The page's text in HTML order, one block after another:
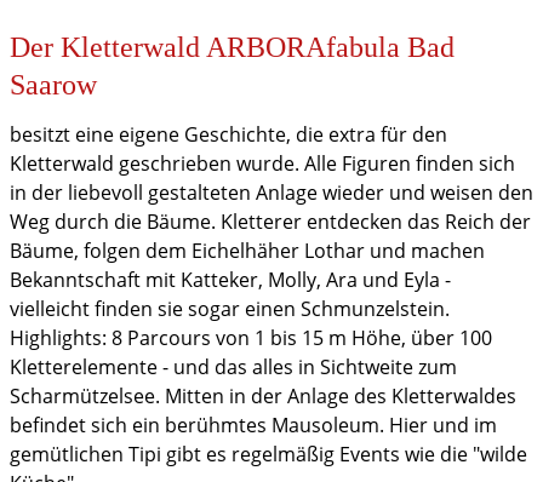
Der Kletterwald ARBORAfabula Bad
Saarow
besitzt eine eigene Geschichte, die extra für den
Kletterwald geschrieben wurde. Alle Figuren finden sich
in der liebevoll gestalteten Anlage wieder und weisen den
Weg durch die Bäume. Kletterer entdecken das Reich der
Bäume, folgen dem Eichelhäher Lothar und machen
Bekanntschaft mit Katteker, Molly, Ara und Eyla -
vielleicht finden sie sogar einen Schmunzelstein.
Highlights: 8 Parcours von 1 bis 15 m Höhe, über 100
Kletterelemente - und das alles in Sichtweite zum
Scharmützelsee. Mitten in der Anlage des Kletterwaldes
befindet sich ein berühmtes Mausoleum. Hier und im
gemütlichen Tipi gibt es regelmäßig Events wie die "wilde